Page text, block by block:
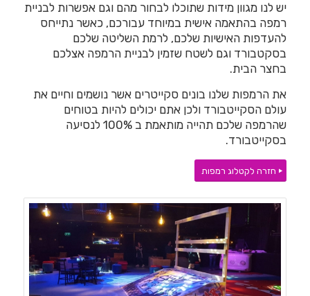
יש לנו מגוון מידות שתוכלו לבחור מהם וגם אפשרות לבניית
רמפה בהתאמה אישית במיוחד עבורכם, כאשר נתייחס
להעדפות האישיות שלכם, לרמת השליטה שלכם
בסקטבורד וגם לשטח שזמין לבניית הרמפה אצלכם
בחצר הבית.
את הרמפות שלנו בונים סקייטרים אשר נושמים וחיים את
עולם הסקייטבורד ולכן אתם יכולים להיות בטוחים
שהרמפה שלכם תהייה מותאמת ב 100% לנסיעה
בסקייטבורד.
חזרה לקטלוג רמפות